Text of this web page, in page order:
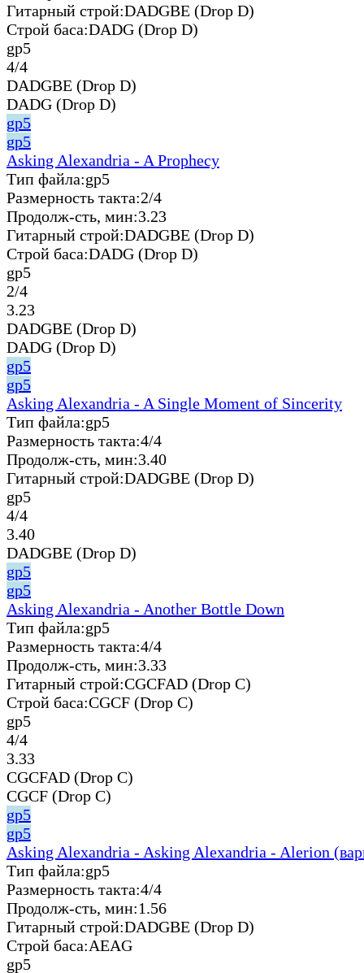
Гитарный строй:DADGBE (Drop D)
Строй баса:DADG (Drop D)
gp5
4/4
DADGBE (Drop D)
DADG (Drop D)
gp5
gp5
Asking Alexandria - A Prophecy
Тип файла:gp5
Размерность такта:2/4
Продолж-сть, мин:3.23
Гитарный строй:DADGBE (Drop D)
Строй баса:DADG (Drop D)
gp5
2/4
3.23
DADGBE (Drop D)
DADG (Drop D)
gp5
gp5
Asking Alexandria - A Single Moment of Sincerity
Тип файла:gp5
Размерность такта:4/4
Продолж-сть, мин:3.40
Гитарный строй:DADGBE (Drop D)
gp5
4/4
3.40
DADGBE (Drop D)
gp5
gp5
Asking Alexandria - Another Bottle Down
Тип файла:gp5
Размерность такта:4/4
Продолж-сть, мин:3.33
Гитарный строй:CGCFAD (Drop C)
Строй баса:CGCF (Drop C)
gp5
4/4
3.33
CGCFAD (Drop C)
CGCF (Drop C)
gp5
gp5
Asking Alexandria - Asking Alexandria - Alerion
Тип файла:gp5
Размерность такта:4/4
Продолж-сть, мин:1.56
Гитарный строй:DADGBE (Drop D)
Строй баса:AEAG
gp5